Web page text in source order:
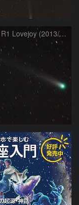
C/2013 R1 Lovejoy (2013/12/07)